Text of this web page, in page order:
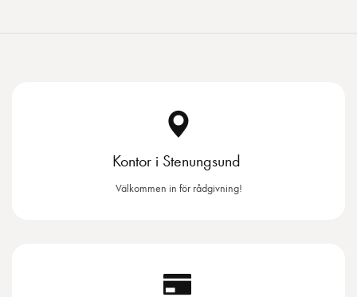
Kontor i Stenungsund
Välkommen in för rådgivning!